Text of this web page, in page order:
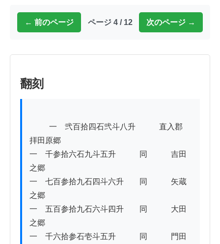
← 前のページ ページ 4 / 12 次のページ →
翻刻
拝田原郷
一　千参拾六石九斗五升　　　同　　　吉田
之郷
一　七百参拾九石四斗六升　　同　　　矢蔵
之郷
一　五百参拾九石六斗四升　　同　　　大田
之郷
一　千六拾参石壱斗五升　　　同　　　門田